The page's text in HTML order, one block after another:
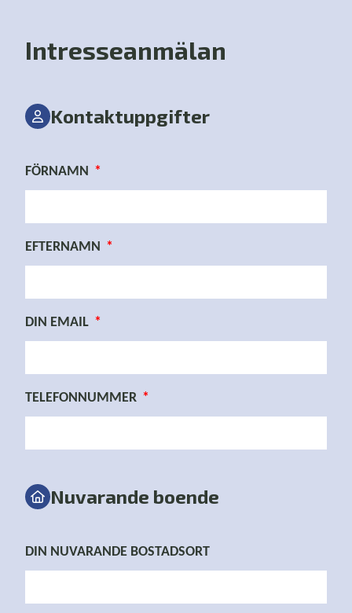
Intresseanmälan
Kontaktuppgifter
FÖRNAMN
EFTERNAMN
DIN EMAIL
TELEFONNUMMER
Nuvarande boende
DIN NUVARANDE BOSTADSORT